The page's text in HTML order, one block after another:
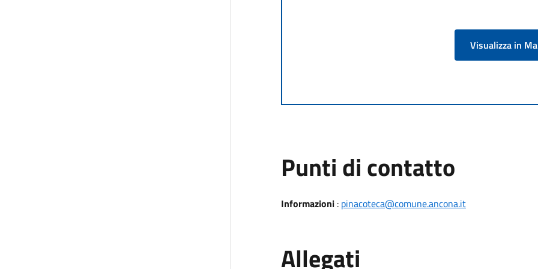
Visualizza in
Punti di contatto
Informazioni: pinacoteca@comune.ancona.it
Allegati